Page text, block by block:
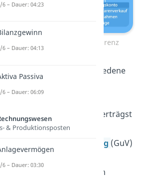
Aufwandskonto und Transparenz
eröffnest du verschiedene
Am Ende überträgst
das Ergebnis mithilfe der
und Verlustrechnung (GuV)
Durch den
6 – Dauer: 04:23
6 – Dauer: 04:13
Passiva
6 – Dauer: 06:09
& Produktionsposten
6 – Dauer: 03:30